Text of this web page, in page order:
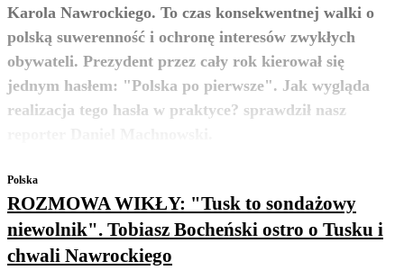
Karola Nawrockiego. To czas konsekwentnej walki o
polską suwerenność i ochronę interesów zwykłych
obywateli. Prezydent przez cały rok kierował się
jednym hasłem: "Polska po pierwsze". Jak wygląda
realizacja tego hasła w praktyce? sprawdził nasz
zobacz więcej
Polska
ROZMOWA WIKŁY: "Tusk to sondażowy
niewolnik". Tobiasz Bocheński ostro o Tusku i
chwali Nawrockiego